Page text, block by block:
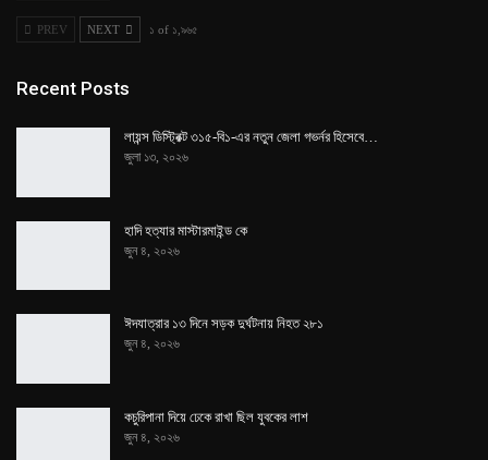
PREV NEXT ১ of ১,৯৬৫
Recent Posts
লায়ন্স ডিস্ট্রিক্ট ৩১৫-বি১-এর নতুন জেলা গভর্নর হিসেবে…
জুলা ১৩, ২০২৬
হাদি হত্যার মাস্টারমাইন্ড কে
জুন ৪, ২০২৬
ঈদযাত্রার ১৩ দিনে সড়ক দুর্ঘটনায় নিহত ২৮১
জুন ৪, ২০২৬
কচুরিপানা দিয়ে ঢেকে রাখা ছিল যুবকের লাশ
জুন ৪, ২০২৬